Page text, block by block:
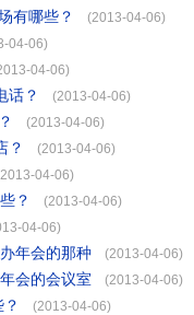
有哪些？ (2013-04-06)
04-06)
04-06)
话？ (2013-04-06)
(2013-04-06)
？ (2013-04-06)
04-06)
？ (2013-04-06)
04-06)
年会的那种 (2013-04-06)
会的会议室 (2013-04-06)
(2013-04-06)